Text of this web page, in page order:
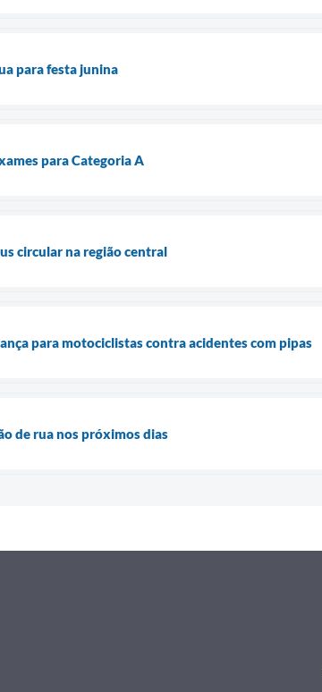
para festa junina
para Categoria A
circular na região central
para motociclistas contra acidentes com pipas
de rua nos próximos dias